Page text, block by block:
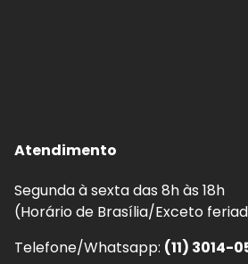
Atendimento
Segunda à sexta das 8h às 18h
(Horário de Brasília/Exceto
Telefone/Whatsapp: (11) 3014-